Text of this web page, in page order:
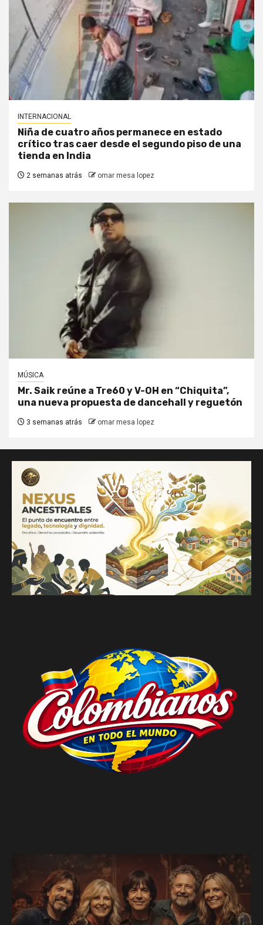
INTERNACIONAL
Niña de cuatro años permanece en estado
crítico tras caer desde el segundo piso de una
tienda en India
2 semanas atrás omar mesa lopez
MÚSICA
Mr. Saik reúne a Tre60 y V-OH en “Chiquita”,
una nueva propuesta de dancehall y reguetón
3 semanas atrás omar mesa lopez